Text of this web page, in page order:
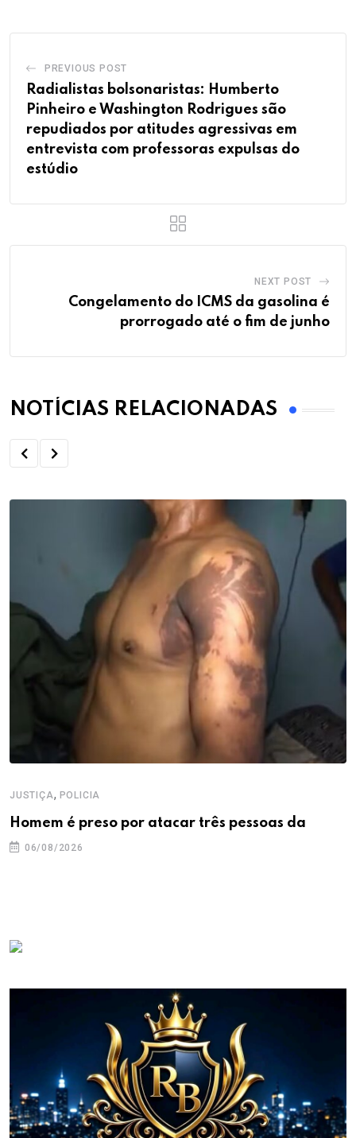
PREVIOUS POST
Radialistas bolsonaristas: Humberto
Pinheiro e Washington Rodrigues são
repudiados por atitudes agressivas em
entrevista com professoras expulsas do
estúdio
NEXT POST
Congelamento do ICMS da gasolina é
prorrogado até o fim de junho
NOTÍCIAS RELACIONADAS
JUSTIÇA, POLICIA
Homem é preso por atacar três pessoas da
06/08/2026